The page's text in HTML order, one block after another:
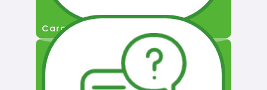
Cara Permohonan